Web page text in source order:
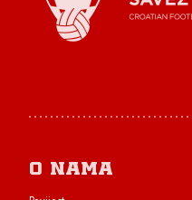
O nama